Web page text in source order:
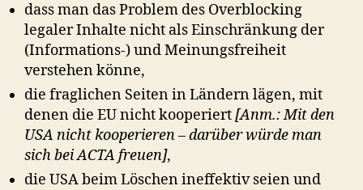
dass man das Problem des Overblocking
legaler Inhalte nicht als Einschränkung der
(Informations-) und Meinungsfreiheit
verstehen könne,
die fraglichen Seiten in Ländern lägen, mit
denen die EU nicht kooperiert[Anm.: Mit den
USA nicht kooperieren – darüber würde man
sich bei ACTA freuen],
die USA beim Löschen ineffektiv seien und